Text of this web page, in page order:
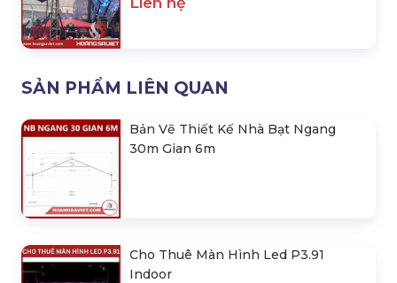
SẢN PHẨM LIÊN QUAN
Bản Vẽ Thiết Kế Nhà Bạt Ngang
30m Gian 6m
Cho Thuê Màn Hình Led P3.91
Indoor